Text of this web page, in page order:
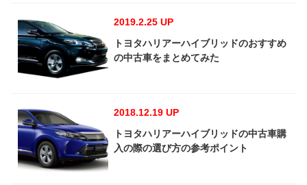
2019.2.25 UP
トヨタハリアーハイブリッドのおすすめ
の中古車をまとめてみた
2018.12.19 UP
トヨタハリアーハイブリッドの中古車購
入の際の選び方の参考ポイント